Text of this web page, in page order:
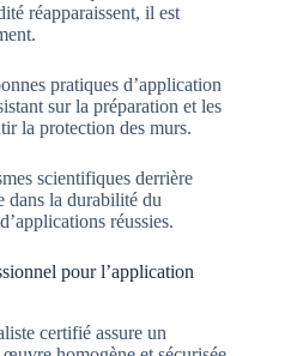
réapparaissent, il est
pratiques d’application
sur la préparation et les
la protection des murs.
scientifiques derrière
dans la durabilité du
réussies.
pour l’application
certifié assure un